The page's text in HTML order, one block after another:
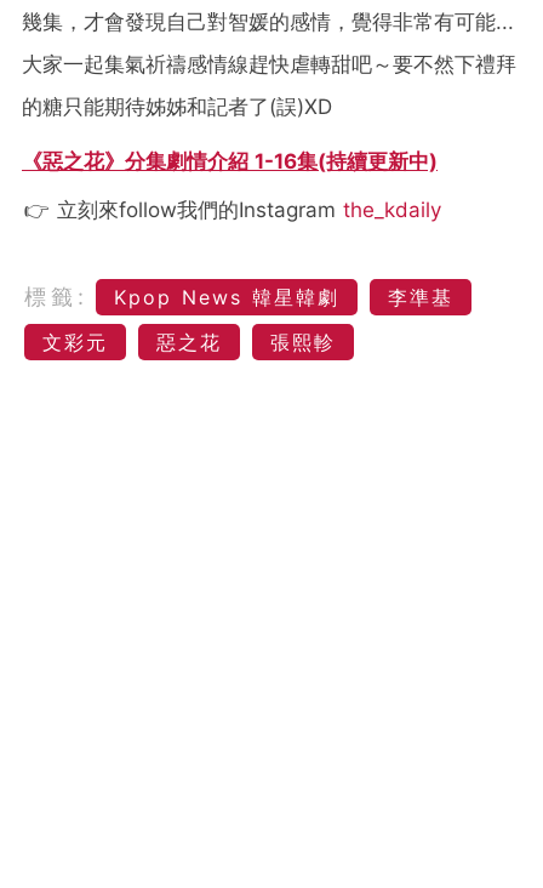
幾集，才會發現自己對智媛的感情，覺得非常有可能...
大家一起集氣祈禱感情線趕快虐轉甜吧～要不然下禮拜
的糖只能期待姊姊和記者了(誤)XD
《惡之花》分集劇情介紹 1-16集(持續更新中)
👉 立刻來follow我們的Instagram the_kdaily
標籤: Kpop News 韓星韓劇
李準基
文彩元
惡之花 張熙軫